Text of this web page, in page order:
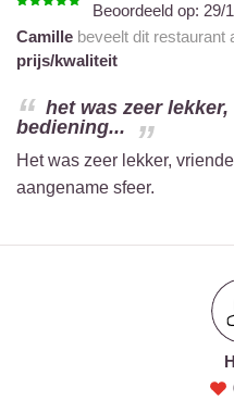
Beoordeeld op: 29/
Camille beveelt dit restaurant
prijs/kwaliteit
het was zeer
bediening...
Het was zeer lekker,
aangename sfeer.